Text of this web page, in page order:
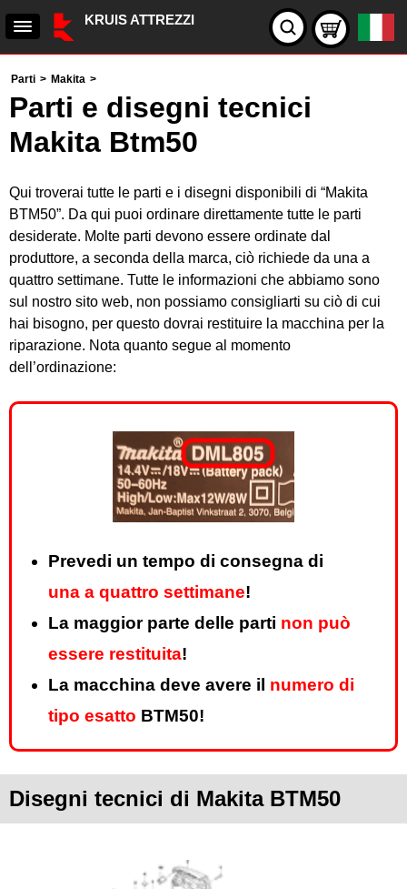
KRUIS ATTREZZI
Parti > Makita >
Parti e disegni tecnici
Makita Btm50
Qui troverai tutte le parti e i disegni disponibili di “Makita
BTM50”. Da qui puoi ordinare direttamente tutte le parti
desiderate. Molte parti devono essere ordinate dal
produttore, a seconda della marca, ciò richiede da una a
quattro settimane. Tutte le informazioni che abbiamo sono
sul nostro sito web, non possiamo consigliarti su ciò di cui
hai bisogno, per questo dovrai restituire la macchina per la
riparazione. Nota quanto segue al momento
dell’ordinazione:
Prevedi un tempo di consegna di
una a quattro settimane!
La maggior parte delle parti non può
essere restituita!
La macchina deve avere il numero di
tipo esatto BTM50!
Disegni tecnici di Makita BTM50